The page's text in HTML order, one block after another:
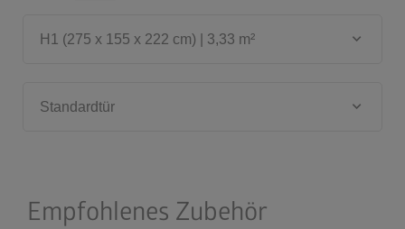
H1 (275 x 155 x 222 cm) | 3,33 m² keyboard_arrow_down
Standardtür keyboard_arrow_down
Empfohlenes Zubehör